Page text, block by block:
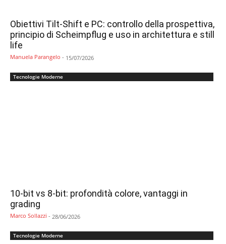
Obiettivi Tilt-Shift e PC: controllo della prospettiva,
principio di Scheimpflug e uso in architettura e still
life
Manuela Parangelo - 15/07/2026
Tecnologie Moderne
10-bit vs 8-bit: profondità colore, vantaggi in
grading
Marco Sollazzi - 28/06/2026
Tecnologie Moderne